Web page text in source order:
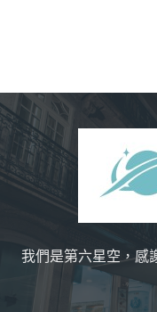
我們是第六星空，感